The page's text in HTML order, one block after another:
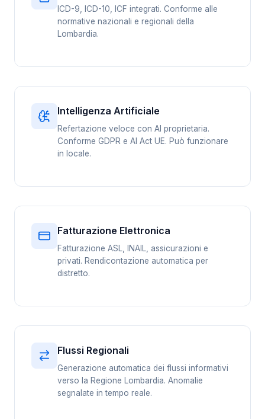
ICD-9, ICD-10, ICF integrati. Conforme alle
normative nazionali e regionali della
Lombardia.
Intelligenza Artificiale
Refertazione veloce con AI proprietaria.
Conforme GDPR e AI Act UE. Può funzionare
in locale.
Fatturazione Elettronica
Fatturazione ASL, INAIL, assicurazioni e
privati. Rendicontazione automatica per
distretto.
Flussi Regionali
Generazione automatica dei flussi informativi
verso la Regione Lombardia. Anomalie
segnalate in tempo reale.